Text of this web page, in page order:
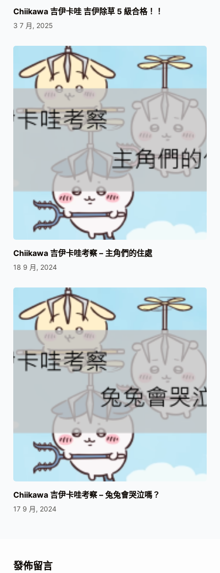
Chiikawa 吉伊卡哇 吉伊除草 5 級合格！！
3 7 月, 2025
Chiikawa 吉伊卡哇考察 – 主角們的住處
18 9 月, 2024
Chiikawa 吉伊卡哇考察 – 兔兔會哭泣嗎？
17 9 月, 2024
發佈留言